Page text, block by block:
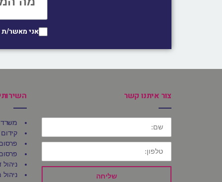
אני מאשר/
צור איתנו קשר
שם:
טלפון:
שליחה
משרד
ניהול
ניהול